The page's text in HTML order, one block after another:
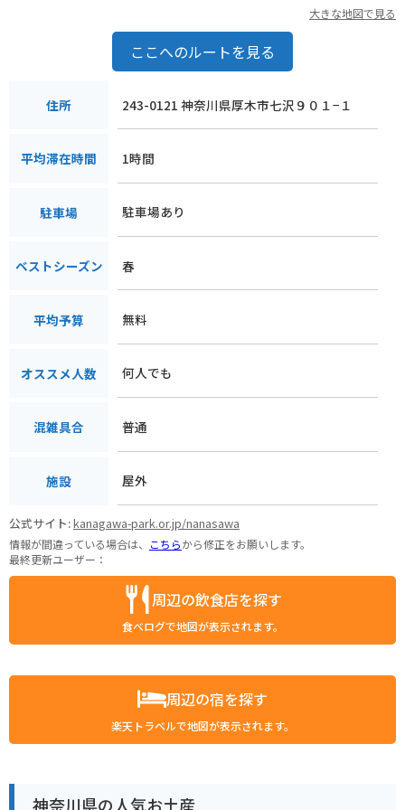
大きな地図で見る
ここへのルートを見る
住所 243-0121 神奈川県厚木市七沢９０１−１
平均滞在時間 1時間
駐車場 駐車場あり
ベストシーズン 春
平均予算 無料
オススメ人数 何人でも
混雑具合 普通
施設 屋外
公式サイト:kanagawa-park.or.jp/nanasawa
情報が間違っている場合は、 こちらから修正をお願いします。
最終更新ユーザー：
周辺の飲食店を探す
食べログで地図が表示されます。
周辺の宿を探す
楽天トラベルで地図が表示されます。
神奈川県の人気お土産